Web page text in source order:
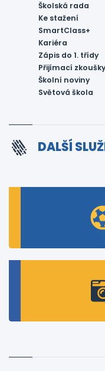
Školská rada
Ke stažení
SmartClass+
Kariéra
Zápis do 1. třídy
Přijímací
Školní noviny
Světová škola
DALŠÍ